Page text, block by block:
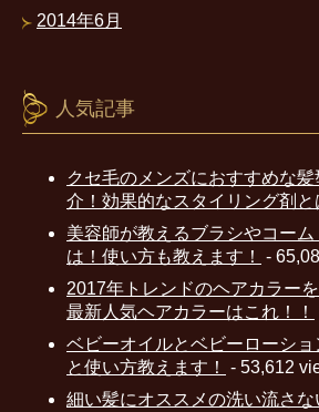
2014年6月
人気記事
クセ毛のメンズにおすすめな
介！効果的なスタイリング剤と
美容師が教えるブラシやコー
は！使い方も教えます！
-
2017年トレンドのヘアカラー
最新人気ヘアカラーはこれ！！
ベビーオイルとベビーローシ
と使い方教えます！
- 53,612
細い髪にオススメの洗い流さ